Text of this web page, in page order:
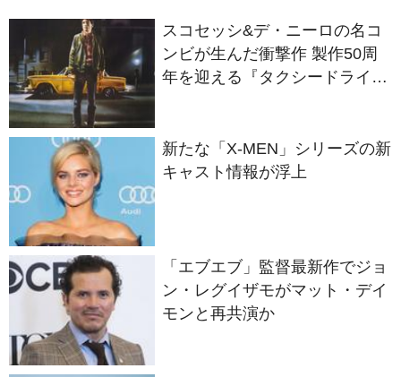
スコセッシ&デ・ニーロの名コ
ンビが生んだ衝撃作 製作50周
年を迎える『タクシードライバ
新たな「X-MEN」シリーズの新
キャスト情報が浮上
「エブエブ」監督最新作でジョ
ン・レグイザモがマット・デイ
モンと再共演か